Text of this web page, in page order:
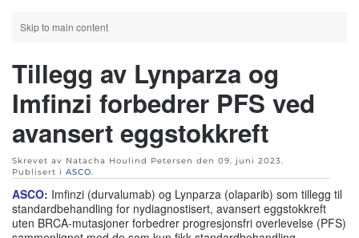
Skip to main content
Tillegg av Lynparza og
Imfinzi forbedrer PFS ved
avansert eggstokkreft
Skrevet av Natacha Houlind Petersen den 09. juni 2023.
Publisert i ASCO.
ASCO: Imfinzi (durvalumab) og Lynparza (olaparib) som tillegg til
standardbehandling for nydiagnostisert, avansert eggstokkreft
uten BRCA-mutasjoner forbedrer progresjonsfri overlevelse (PFS)